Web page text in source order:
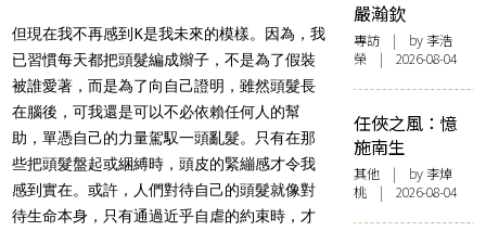
但現在我不再感到K是我未來的模樣。因為，我
已習慣每天都把頭髮編成辮子，不是為了假裝
被誰愛著，而是為了向自己證明，雖然頭髮長
在腦後，可我還是可以不必依賴任何人的幫
助，單憑自己的力量駕馭一頭亂髮。只有在那
些把頭髮盤起或綑縛時，頭皮的緊繃感才令我
感到實在。或許，人們對待自己的頭髮就像對
待生命本身，只有通過近乎自虐的約束時，才
嚴瀚欽
專訪 | by 李浩
榮 | 2026-08-04
任俠之風：憶
施南生
其他 | by 李焯
桃 | 2026-08-04